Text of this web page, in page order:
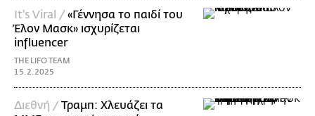
It's Viral / «Γέννησα το παιδί του
Έλον Μασκ» ισχυρίζεται
influencer
THE LIFO TEAM
15.2.2025
Διεθνή / Τραμπ: Χλευάζει τα